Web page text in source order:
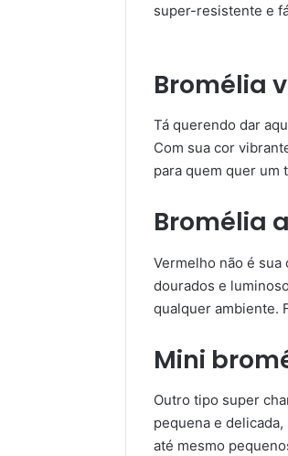
super-resistente e
Bromélia
Tá querendo dar
Com sua cor
para quem quer um
Bromélia
Vermelho não é sua
dourados e
qualquer ambiente.
Mini
Outro tipo super
pequena e
até mesmo